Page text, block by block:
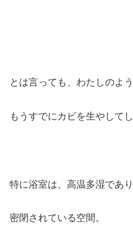
とは言っても、わたしのよ
もうすでにカビを生やして
特に浴室は、高温多湿であり
密閉されている空間。